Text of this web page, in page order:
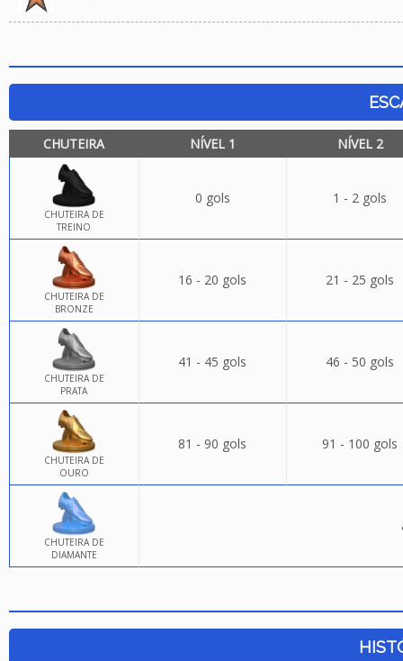
CHUTEIRA NÍVEL 1 NÍVEL 2
CHUTEIRA DE
TREINO
0 gols 1 - 2 gols
CHUTEIRA DE
BRONZE
16 - 20 gols 21 - 25 gols
CHUTEIRA DE
PRATA
41 - 45 gols 46 - 50 gols
CHUTEIRA DE
OURO
81 - 90 gols 91 - 100 gols
CHUTEIRA DE
DIAMANTE